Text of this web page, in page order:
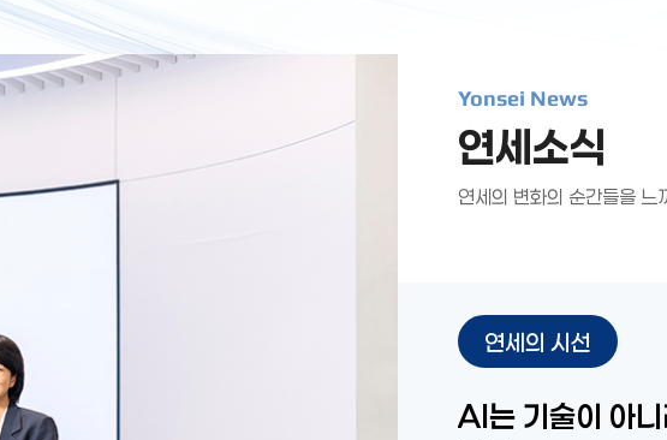
Yonsei News
연세소식
연세의 변화의 순간들을 느
연세의 시선
케데헌 현상이
연세대학교와 대
AI는 기술이 아
인간에게 묻다 -
AI 2027 리포트
변신하는 몸, 지속되는 권리: 버지
AI가 인간의 호
기부는 무엇을
죽지 못하는 인
“저는 전기찬데
AI와 대학교육의
현대문화예술의
케데헌 현상이
연세대학교와 대
AI는 기술이 아
인간에게 묻다 -